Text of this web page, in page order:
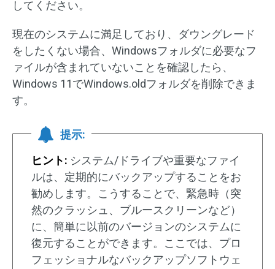
してください。
現在のシステムに満足しており、ダウングレード
をしたくない場合、Windowsフォルダに必要なフ
ァイルが含まれていないことを確認したら、
Windows 11でWindows.oldフォルダを削除できま
す。
提示:
ヒント: システム/ドライブや重要なファイ
ルは、定期的にバックアップすることをお
勧めします。こうすることで、緊急時（突
然のクラッシュ、ブルースクリーンなど）
に、簡単に以前のバージョンのシステムに
復元することができます。ここでは、プロ
フェッショナルなバックアップソフトウェ